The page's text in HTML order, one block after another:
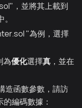
，並將其上載到
"為例，選擇
為優化選擇真 ，並在
造函數參數，請訪
的編碼數據：